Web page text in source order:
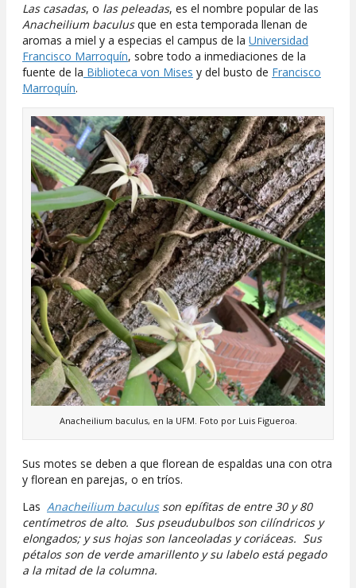
Las casadas, o las peleadas, es el nombre popular de las
Anacheilium baculusque en esta temporada llenan de
aromas a miel y a especias el campus de la Universidad
Francisco Marroquín, sobre todo a inmediaciones de la
fuente de la Biblioteca von Mises y del busto de Francisco
Marroquín.
Anacheilium baculus, en la UFM. Foto por Luis Figueroa.
Sus motes se deben a que florean de espaldas una con otra
y florean en parejas, o en tríos.
Las Anacheilium baculusson epífitas de entre 30 y 80
centímetros de alto. Sus pseudubulbos son cilíndricos y
elongados; y sus hojas son lanceoladas y coriáceas. Sus
pétalos son de verde amarillento y su labelo está pegado
a la mitad de la columna.